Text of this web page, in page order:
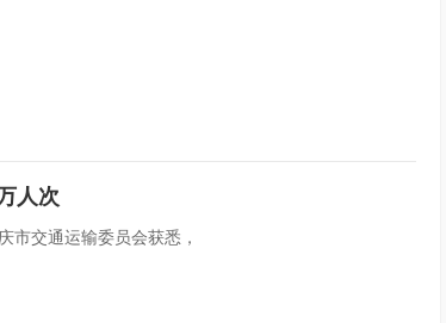
人次
市交通运输委员会获悉，